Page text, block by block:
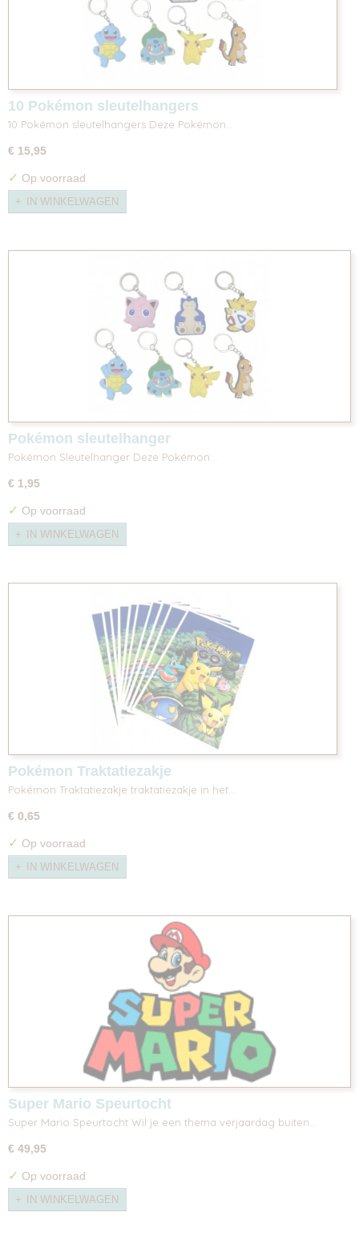
10 Pokémon sleutelhangers
10 Pokémon sleutelhangers Deze Pokémon…
€ 15,95
✓ Op voorraad
IN WINKELWAGEN
Pokémon sleutelhanger
Pokémon Sleutelhanger Deze Pokémon…
€ 1,95
✓ Op voorraad
IN WINKELWAGEN
Pokémon Traktatiezakje
Pokémon Traktatiezakje traktatiezakje in het…
€ 0,65
✓ Op voorraad
IN WINKELWAGEN
Super Mario Speurtocht
Super Mario Speurtocht Wil je een thema verjaardag buiten…
€ 49,95
✓ Op voorraad
IN WINKELWAGEN